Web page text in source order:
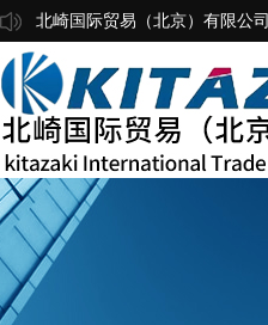
北崎国际贸易（北京）有限公司